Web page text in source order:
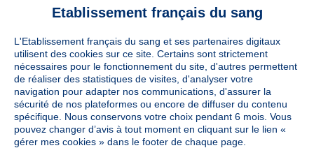
Vous êtes
Informations légales
Utiles
À découvrir
Etablissement français du sang
L'Etablissement français du sang et ses partenaires digitaux
utilisent des cookies sur ce site. Certains sont strictement
nécessaires pour le fonctionnement du site, d'autres permettent
de réaliser des statistiques de visites, d'analyser votre
navigation pour adapter nos communications, d'assurer la
sécurité de nos plateformes ou encore de diffuser du contenu
spécifique. Nous conservons votre choix pendant 6 mois. Vous
pouvez changer d’avis à tout moment en cliquant sur le lien «
gérer mes cookies » dans le footer de chaque page.